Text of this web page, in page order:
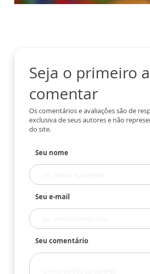
Seja o primeiro a
comentar
Os comentários e avaliações são de
exclusiva de seus autores e não
do site.
Seu nome
Seu e-mail
Seu comentário